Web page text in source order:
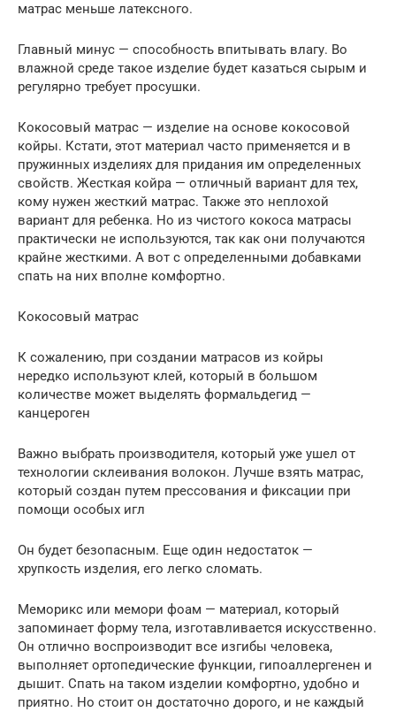
матрас меньше латексного.
Главный минус — способность впитывать влагу. Во
влажной среде такое изделие будет казаться сырым и
регулярно требует просушки.
Кокосовый матрас — изделие на основе кокосовой
койры. Кстати, этот материал часто применяется и в
пружинных изделиях для придания им определенных
свойств. Жесткая койра — отличный вариант для тех,
кому нужен жесткий матрас. Также это неплохой
вариант для ребенка. Но из чистого кокоса матрасы
практически не используются, так как они получаются
крайне жесткими. А вот с определенными добавками
спать на них вполне комфортно.
Кокосовый матрас
К сожалению, при создании матрасов из койры
нередко используют клей, который в большом
количестве может выделять формальдегид —
канцероген
Важно выбрать производителя, который уже ушел от
технологии склеивания волокон. Лучше взять матрас,
который создан путем прессования и фиксации при
помощи особых игл
Он будет безопасным. Еще один недостаток —
хрупкость изделия, его легко сломать.
Меморикс или мемори фоам — материал, который
запоминает форму тела, изготавливается искусственно.
Он отлично воспроизводит все изгибы человека,
выполняет ортопедические функции, гипоаллергенен и
дышит. Спать на таком изделии комфортно, удобно и
приятно. Но стоит он достаточно дорого, и не каждый